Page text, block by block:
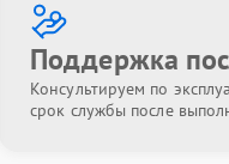
Поддержка
Консультируем по
срок службы после